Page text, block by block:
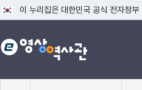
이 누리집은 대한민국 공식 전자정부
공식 누리집 주소 확인하기
go.kr 주소를 사용하는 누리집은 대